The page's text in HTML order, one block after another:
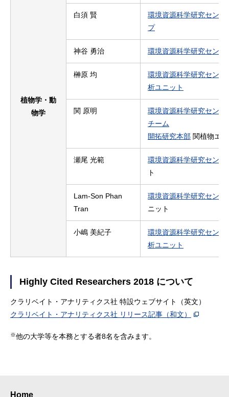
植物学・動
物学
白須 賢
環境資源科学研究センタ
プ
神谷 勇治 環境資源科学研究センタ
榊原 均
環境資源科学研究センタ
析ユニット
関 原明
環境資源科学研究センタ
チーム
開拓研究本部 関植物エ
瀬尾 光範
環境資源科学研究センタ
ト
Lam-Son Phan
Tran
環境資源科学研究センタ
ニット
小嶋 美紀子
環境資源科学研究センタ
析ユニット
Highly Cited Researchers 2018 について
クラリベイト・アナリティクス社 特設ウェブサイト（英文）
クラリベイト・アナリティクス社 リリース記事（和文）
※他の大学等を本務とする者8名を含みます。
Home